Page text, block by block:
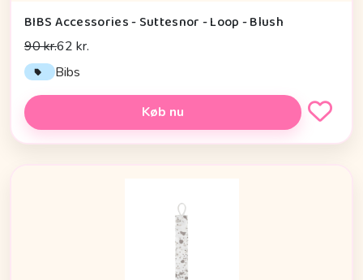
BIBS Accessories - Suttesnor - Loop - Blush
90 kr.62 kr.
Bibs
Køb nu